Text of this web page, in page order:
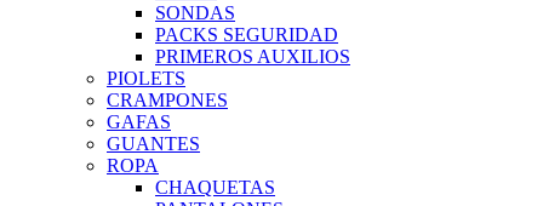
SONDAS
PACKS SEGURIDAD
PRIMEROS AUXILIOS
PIOLETS
CRAMPONES
GAFAS
GUANTES
ROPA
CHAQUETAS